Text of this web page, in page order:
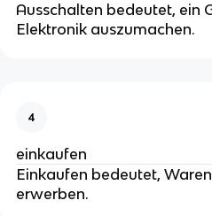
Ausschalten bedeutet, ein
Elektronik auszumachen.
4
einkaufen
Einkaufen bedeutet,
erwerben.